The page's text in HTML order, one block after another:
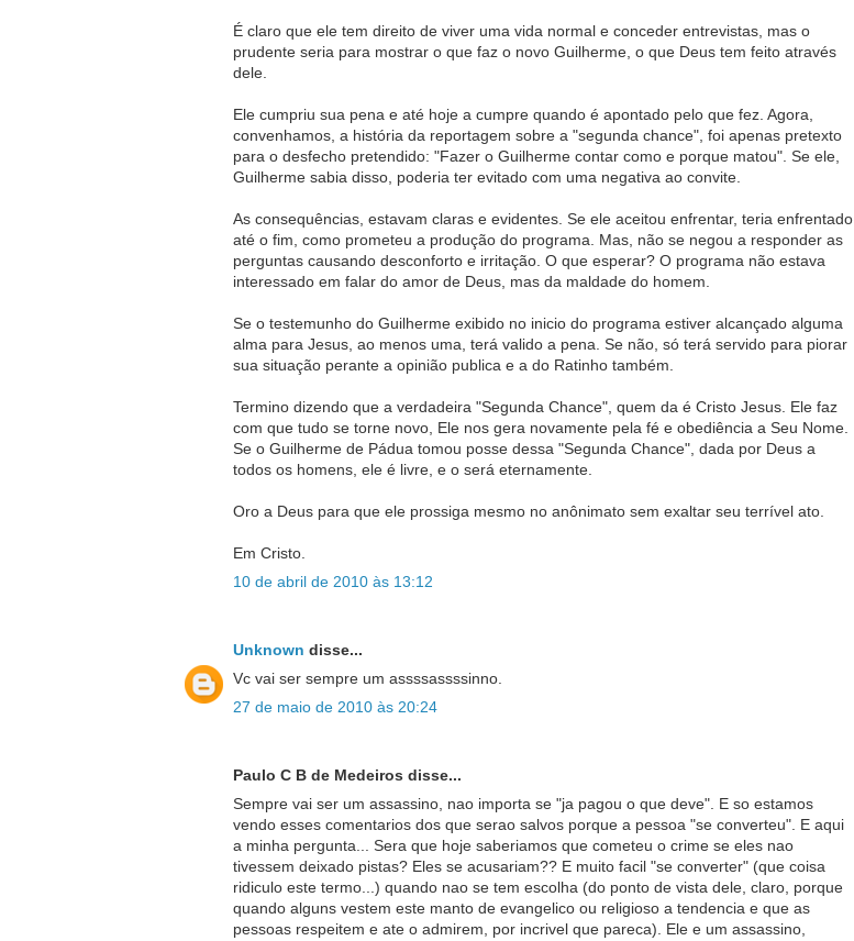
É claro que ele tem direito de viver uma vida normal e conceder entrevistas, mas o
prudente seria para mostrar o que faz o novo Guilherme, o que Deus tem feito através
dele.
Ele cumpriu sua pena e até hoje a cumpre quando é apontado pelo que fez. Agora,
convenhamos, a história da reportagem sobre a "segunda chance", foi apenas pretexto
para o desfecho pretendido: "Fazer o Guilherme contar como e porque matou". Se ele,
Guilherme sabia disso, poderia ter evitado com uma negativa ao convite.
As consequências, estavam claras e evidentes. Se ele aceitou enfrentar, teria enfrentado
até o fim, como prometeu a produção do programa. Mas, não se negou a responder as
perguntas causando desconforto e irritação. O que esperar? O programa não estava
interessado em falar do amor de Deus, mas da maldade do homem.
Se o testemunho do Guilherme exibido no inicio do programa estiver alcançado alguma
alma para Jesus, ao menos uma, terá valido a pena. Se não, só terá servido para piorar
sua situação perante a opinião publica e a do Ratinho também.
Termino dizendo que a verdadeira "Segunda Chance", quem da é Cristo Jesus. Ele faz
com que tudo se torne novo, Ele nos gera novamente pela fé e obediência a Seu Nome.
Se o Guilherme de Pádua tomou posse dessa "Segunda Chance", dada por Deus a
todos os homens, ele é livre, e o será eternamente.
Oro a Deus para que ele prossiga mesmo no anônimato sem exaltar seu terrível ato.
Em Cristo.
10 de abril de 2010 às 13:12
Unknown disse...
Vc vai ser sempre um assssassssinno.
27 de maio de 2010 às 20:24
Paulo C B de Medeiros disse...
Sempre vai ser um assassino, nao importa se "ja pagou o que deve". E so estamos
vendo esses comentarios dos que serao salvos porque a pessoa "se converteu". E aqui
a minha pergunta... Sera que hoje saberiamos que cometeu o crime se eles nao
tivessem deixado pistas? Eles se acusariam?? E muito facil "se converter" (que coisa
ridiculo este termo...) quando nao se tem escolha (do ponto de vista dele, claro, porque
quando alguns vestem este manto de evangelico ou religioso a tendencia e que as
pessoas respeitem e ate o admirem, por incrivel que pareca). Ele e um assassino,